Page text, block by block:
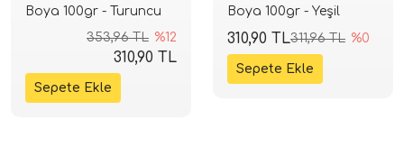
Boya 100gr - Turuncu
353,96 TL %12
310,90 TL
Boya 100gr - Yeşil
311,96 TL %0
310,90 TL